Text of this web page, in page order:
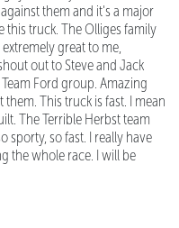
them and it's a major
truck. The Olliges family
great to me,
out to Steve and Jack
Ford group. Amazing
This truck is fast. I mean
The Terrible Herbst team
sporty, so fast. I really have
the whole race. I will be